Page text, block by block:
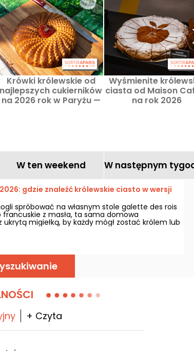
Krówki królewskie od
najlepszych cukierników
na 2026 rok w Paryżu —
Wyśmienite
ciasta od Maison
na rok 2026
W ten weekend W następnym
gdzie znaleźć królewskie ciasto w wersji
spróbować na własnym stole galette des rois
francuskie z masła, ta sama domowa
migiełką, by każdy mógł zostać królem lub
+ Czyta